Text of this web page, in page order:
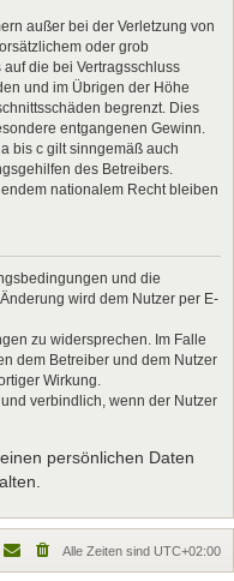
außer bei der Verletzung von
oder grob
die bei Vertragsschluss
und im Übrigen der Höhe
begrenzt. Dies
entgangenen Gewinn.
bis c gilt sinngemäß auch
des Betreibers.
nationalem Recht bleiben
und die
wird dem Nutzer per E-
zu widersprechen. Im Falle
dem Betreiber und dem Nutzer
Wirkung.
verbindlich, wenn der Nutzer
persönlichen Daten
Alle Zeiten sind UTC+02:00